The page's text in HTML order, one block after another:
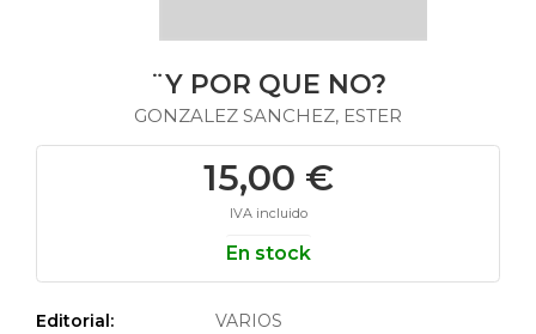
¨Y POR QUE NO?
GONZALEZ SANCHEZ, ESTER
15,00 €
IVA incluido
En stock
Editorial:
VARIOS